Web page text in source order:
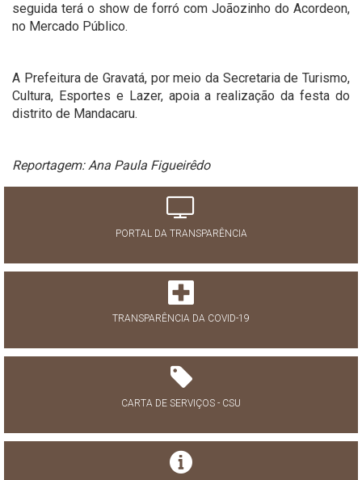
seguida terá o show de forró com Joãozinho do Acordeon,
no Mercado Público.
A Prefeitura de Gravatá, por meio da Secretaria de Turismo,
Cultura, Esportes e Lazer, apoia a realização da festa do
distrito de Mandacaru.
Reportagem: Ana Paula Figueirêdo
PORTAL DA TRANSPARÊNCIA
TRANSPARÊNCIA DA COVID-19
CARTA DE SERVIÇOS - CSU